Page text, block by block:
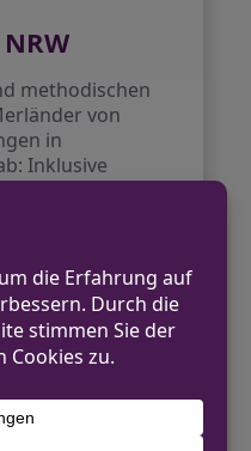
methodischen
von
in
Inklusive
kaum
werden
für Kinder
Formate
und
– mit
an